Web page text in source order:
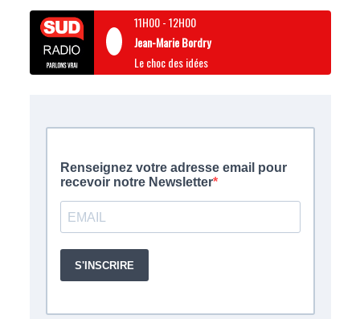
11H00-12H00
Jean-Marie Bordry
Le choc des idées